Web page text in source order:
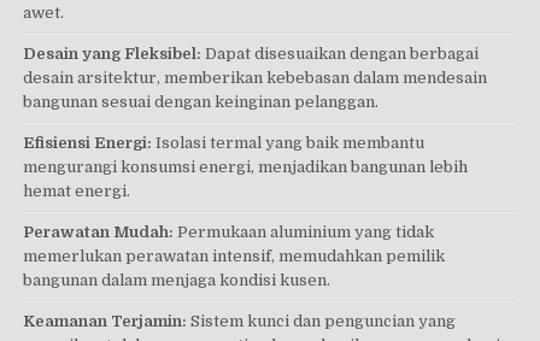
awet.
Desain yang Fleksibel: Dapat disesuaikan dengan berbagai
desain arsitektur, memberikan kebebasan dalam mendesain
bangunan sesuai dengan keinginan pelanggan.
Efisiensi Energi: Isolasi termal yang baik membantu
mengurangi konsumsi energi, menjadikan bangunan lebih
hemat energi.
Perawatan Mudah: Permukaan aluminium yang tidak
memerlukan perawatan intensif, memudahkan pemilik
bangunan dalam menjaga kondisi kusen.
Keamanan Terjamin: Sistem kunci dan penguncian yang